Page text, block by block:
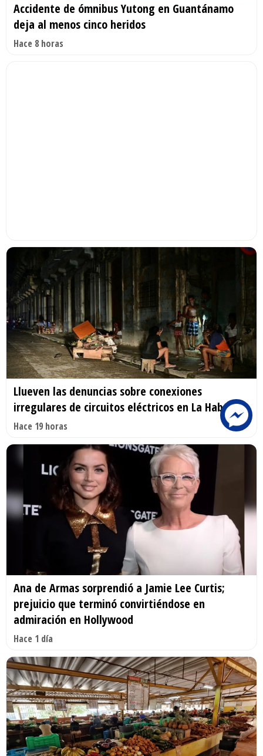
Accidente de ómnibus Yutong en Guantánamo
deja al menos cinco heridos
Hace 8 horas
Llueven las denuncias sobre conexiones
irregulares de circuitos eléctricos en La Habana
Hace 19 horas
Ana de Armas sorprendió a Jamie Lee Curtis;
prejuicio que terminó convirtiéndose en
admiración en Hollywood
Hace 1 día